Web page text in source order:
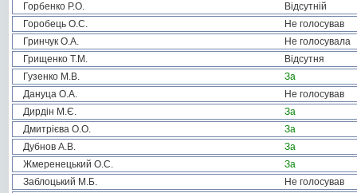
Горбенко Р.О.
Відсутній
Горобець О.С.
Не голосував
Гринчук О.А.
Не голосувала
Грищенко Т.М.
Відсутня
Гузенко М.В.
За
Дануца О.А.
Не голосував
Дирдін М.Є.
За
Дмитрієва О.О.
За
Дубнов А.В.
За
Жмеренецький О.С.
За
Заблоцький М.Б.
Не голосував